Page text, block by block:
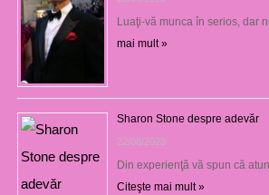
Luaţi-vă munca în serios, dar
mai mult »
Sharon Stone despre adevăr
22/08/2023
Din experienţă vă spun că
Citeşte mai mult »